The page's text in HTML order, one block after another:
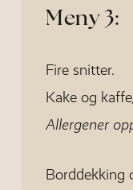
Meny 3:
Fire snitter.
Kake og
Allergener
Borddekking